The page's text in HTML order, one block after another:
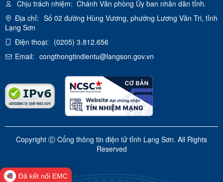
Chịu trách nhiệm: Chánh Văn phòng Ủy ban nhân dân tỉnh.
Địa chỉ: Số 02 đường Hùng Vương, phường Lương Văn Tri, tỉnh
Lạng Sơn
Điện thoại: (0205) 3.812.656
Email: congthongtindientu@langson.gov.vn
Copyright Ⓒ Cổng thông tin điện tử tỉnh Lạng Sơn. All Rights
Reserved
Đã kết nối EMC